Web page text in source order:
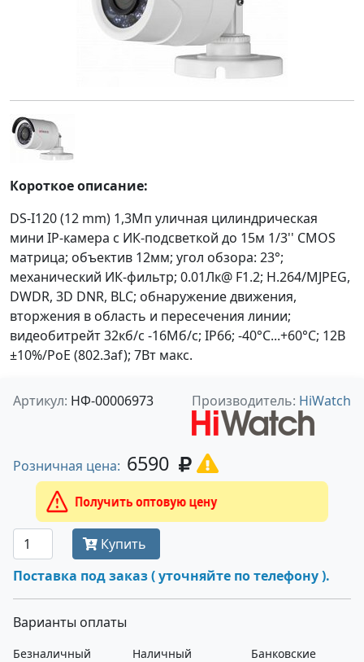
Короткое описание:
DS-I120 (12 mm) 1,3Мп уличная цилиндрическая
мини IP-камера с ИК-подсветкой до 15м 1/3'' CMOS
матрица; объектив 12мм; угол обзора: 23°;
механический ИК-фильтр; 0.01Лк@ F1.2; H.264/MJPEG,
DWDR, 3D DNR, BLC; обнаружение движения,
вторжения в область и пересечения линии;
видеобитрейт 32кб/с -16Мб/с; IP66; -40°C...+60°C; 12В
±10%/PoE (802.3af); 7Вт макс.
Артикул: НФ-00006973 Производитель: HiWatch
Розничная цена: 6590
Получить оптовую цену
Купить
Поставка под заказ ( уточняйте по телефону ).
Варианты оплаты
Безналичный
Наличный
Банковские